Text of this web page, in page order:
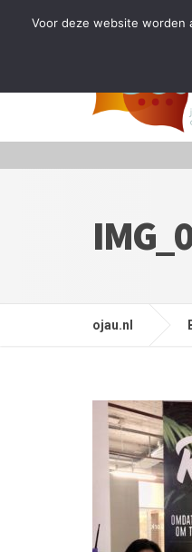
Tijdelijke stop:
ojau.nl
Voor deze website worden